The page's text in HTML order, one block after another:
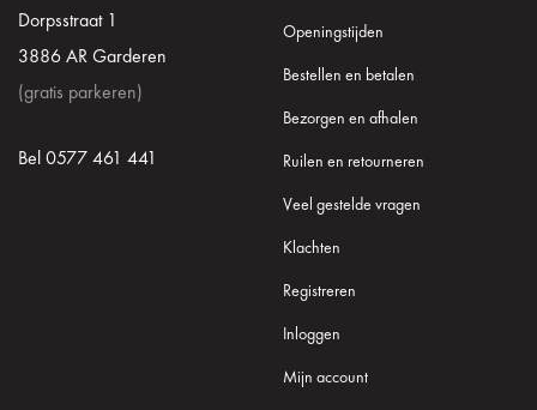
Dorpsstraat 1
3886 AR Garderen
(gratis parkeren)
Bel 0577 461 441
Openingstijden
Bestellen en betalen
Bezorgen en afhalen
Ruilen en retourneren
Veel gestelde vragen
Klachten
Registreren
Inloggen
Mijn account